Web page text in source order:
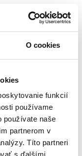
O cookies
funkcií
používame
používate naše
partnerom v
Títo partneri
s ďalšími